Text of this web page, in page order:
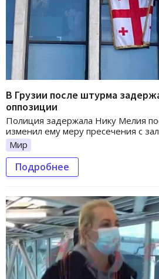
В Грузии после штурма
оппозиции
Полиция задержала Нику Мелия
изменил ему меру пресечения с
Мир
Подробнее